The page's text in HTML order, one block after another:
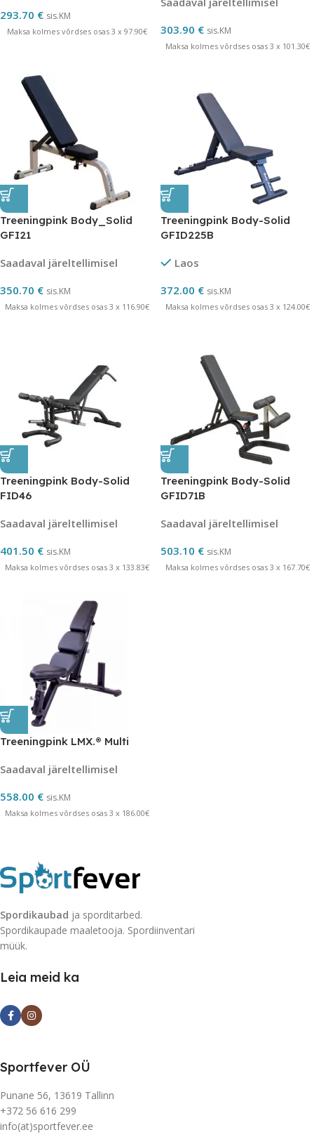
293.70 € sis.KM
Maksa kolmes võrdses osas 3 x 97.90€
303.90 € sis.KM
Maksa kolmes võrdses osas 3 x 101.30€
Treeningpink Body_Solid
GFI21
Saadaval järeltellimisel
350.70 € sis.KM
Maksa kolmes võrdses osas 3 x 116.90€
Treeningpink Body-Solid
GFID225B
Laos
372.00 € sis.KM
Maksa kolmes võrdses osas 3 x 124.00€
Treeningpink Body-Solid
FID46
Saadaval järeltellimisel
401.50 € sis.KM
Maksa kolmes võrdses osas 3 x 133.83€
Treeningpink Body-Solid
GFID71B
Saadaval järeltellimisel
503.10 € sis.KM
Maksa kolmes võrdses osas 3 x 167.70€
Treeningpink LMX.® Multi
Saadaval järeltellimisel
558.00 € sis.KM
Maksa kolmes võrdses osas 3 x 186.00€
Spordikaubad ja sporditarbed.
Spordikaupade maaletooja. Spordiinventari
müük.
Leia meid ka
Sportfever OÜ
Punane 56, 13619 Tallinn
+372 56 616 299
info(at)sportfever.ee